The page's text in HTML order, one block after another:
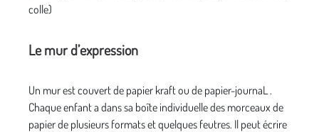
colle)
Le mur d’expression
Un mur est couvert de papier kraft ou de papier-journaL .
Chaque enfant a dans sa boîte individuelle des morceaux de
papier de plusieurs formats et quelques feutres. Il peut écrire